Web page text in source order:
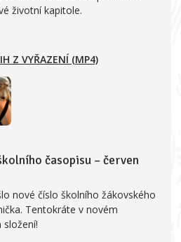
životní kapitole.
Z VYŘAZENÍ (MP4)
časopisu – červen
nové číslo školního žákovského
Tentokráte v novém